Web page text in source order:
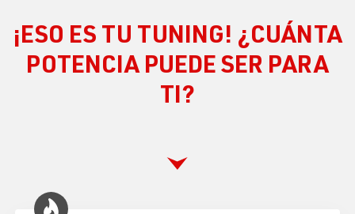
¡ESO ES TU TUNING! ¿CUÁNTA
POTENCIA PUEDE SER PARA
TI?